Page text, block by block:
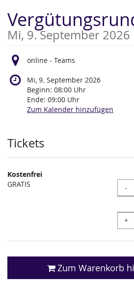
Haupt-
Inhalt
springen
Mi, 9. September 2026
online - Teams
Mi, 9. September 2026
Beginn: 08:00 Uhr
Ende: 09:00 Uhr
Zum Kalender hinzufügen
Produkte
Tickets
Kostenfrei
GRATIS
-
+
Zum Warenkorb